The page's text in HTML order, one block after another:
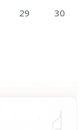
29
30